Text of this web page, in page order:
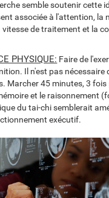
semble soutenir cette
associée à l'attention, la
de traitement et la
PHYSIQUE: Faire de
Il n'est pas nécessaire
Marcher 45 minutes, 3 fois
et le raisonnement
du tai-chi semblerait
exécutif.